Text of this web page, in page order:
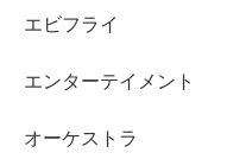
エビフライ
エンターテイメント
オーケストラ